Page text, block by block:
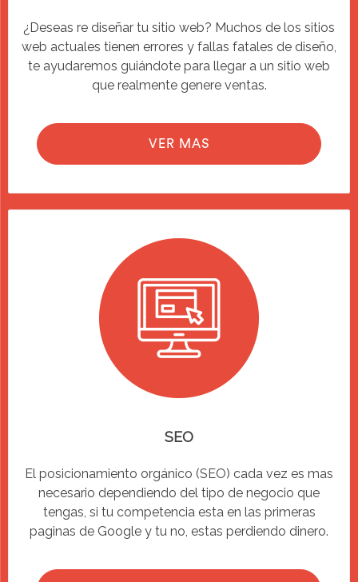
¿Deseas re diseñar tu sitio web? Muchos de los sitios
web actuales tienen errores y fallas fatales de diseño,
te ayudaremos guiándote para llegar a un sitio web
que realmente genere ventas.
VER MAS
SEO
El posicionamiento orgánico (SEO) cada vez es mas
necesario dependiendo del tipo de negocio que
tengas, si tu competencia esta en las primeras
paginas de Google y tu no, estas perdiendo dinero.